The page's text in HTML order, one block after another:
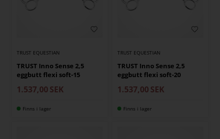
TRUST EQUESTIAN
TRUST Inno Sense 2,5
eggbutt flexi soft-15
1.537,00 SEK
Finns i lager
TRUST EQUESTIAN
TRUST Inno Sense 2,5
eggbutt flexi soft-20
1.537,00 SEK
Finns i lager